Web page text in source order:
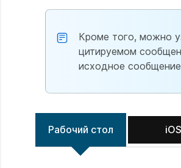
Кроме того, можно
цитируемом
исходное сообщение
Рабочий стол iOS